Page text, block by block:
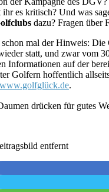
ihr es kritisch? Und was
dazu? Fragen über
mal der Hinweis:
statt, und zwar vom
Informationen auf der
Golfern hoffentlich
www.golfglück.de.
drücken für gutes
entfernt